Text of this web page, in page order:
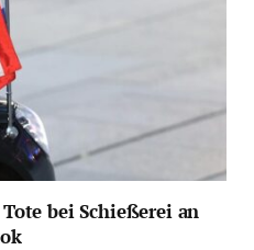
bei Schießerei an